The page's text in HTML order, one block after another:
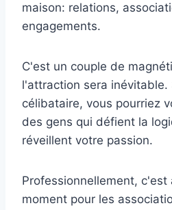
maison: relations,
engagements.
C'est un couple de
l'attraction sera inévitable.
célibataire, vous pourriez
des gens qui défient la
réveillent votre passion.
Professionnellement, c'est
moment pour les